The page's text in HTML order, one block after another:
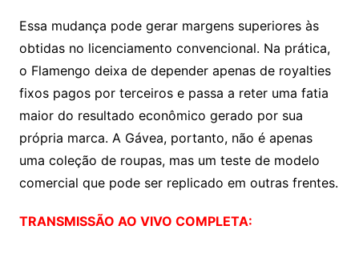
Essa mudança pode gerar margens superiores às
obtidas no licenciamento convencional. Na prática,
o Flamengo deixa de depender apenas de royalties
fixos pagos por terceiros e passa a reter uma fatia
maior do resultado econômico gerado por sua
própria marca. A Gávea, portanto, não é apenas
uma coleção de roupas, mas um teste de modelo
comercial que pode ser replicado em outras frentes.
TRANSMISSÃO AO VIVO COMPLETA: